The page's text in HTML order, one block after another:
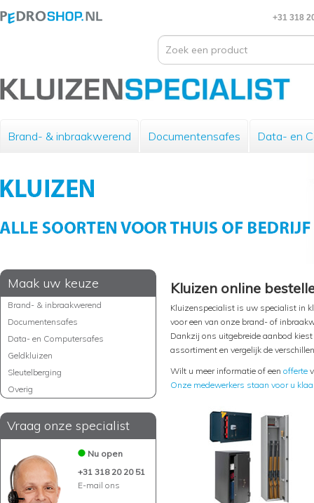
+31 318
Brand- & inbraakwerend Documentensafes Data- en
Maak uw keuze
Brand- & inbraakwerend
Documentensafes
Data- en Computersafes
Geldkluizen
Sleutelberging
Overig
Vraag onze specialist
Nu open
+31 318 20 20 51
E-mail ons
Kluizen online
Kluizenspecialist is uw specialist in
voor een van onze brand- of
Dankzij ons uitgebreide aanbod
assortiment en vergelijk de
Wilt u meer informatie of een offerte
Onze medewerkers staan voor u